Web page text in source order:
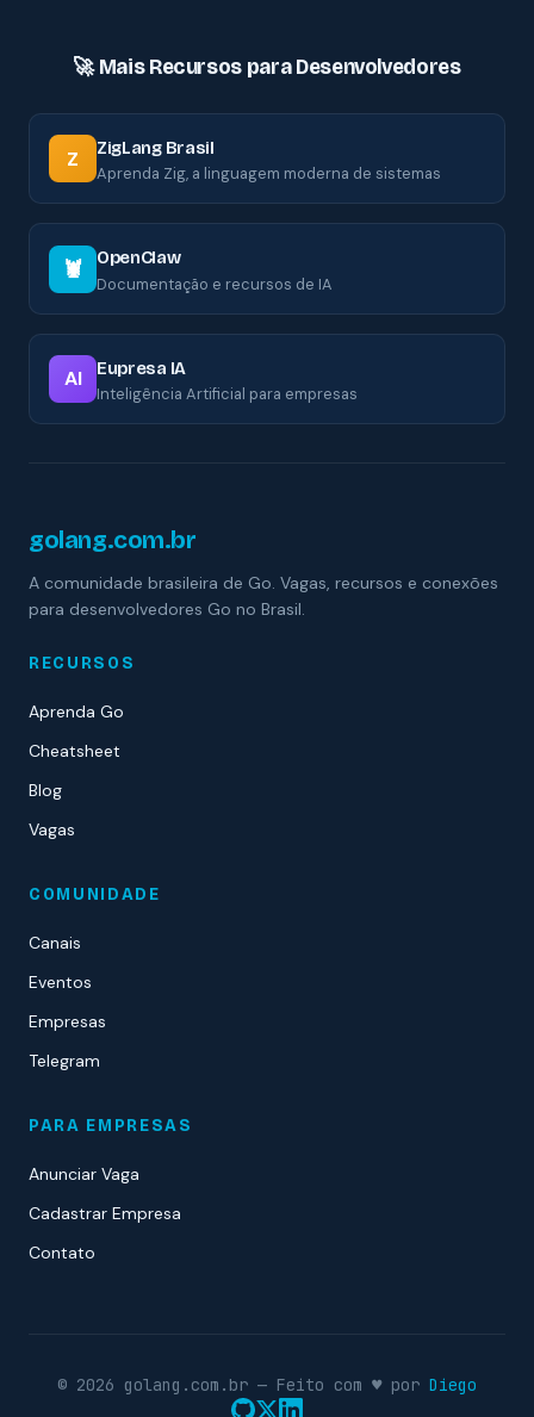
🚀 Mais Recursos para Desenvolvedores
Z ZigLang Brasil
Aprenda Zig, a linguagem moderna de sistemas
🦞 OpenClaw
Documentação e recursos de IA
AI Eupresa IA
Inteligência Artificial para empresas
golang.com.br
A comunidade brasileira de Go. Vagas, recursos e conexões
para desenvolvedores Go no Brasil.
RECURSOS
Aprenda Go
Cheatsheet
Blog
Vagas
COMUNIDADE
Canais
Eventos
Empresas
Telegram
PARA EMPRESAS
Anunciar Vaga
Cadastrar Empresa
Contato
© 2026 golang.com.br — Feito com ♥ por Diego